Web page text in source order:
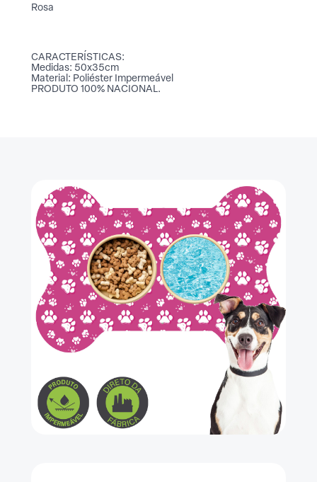
Rosa
CARACTERÍSTICAS:
Medidas: 50x35cm
Material: Poliéster Impermeável
PRODUTO 100% NACIONAL.